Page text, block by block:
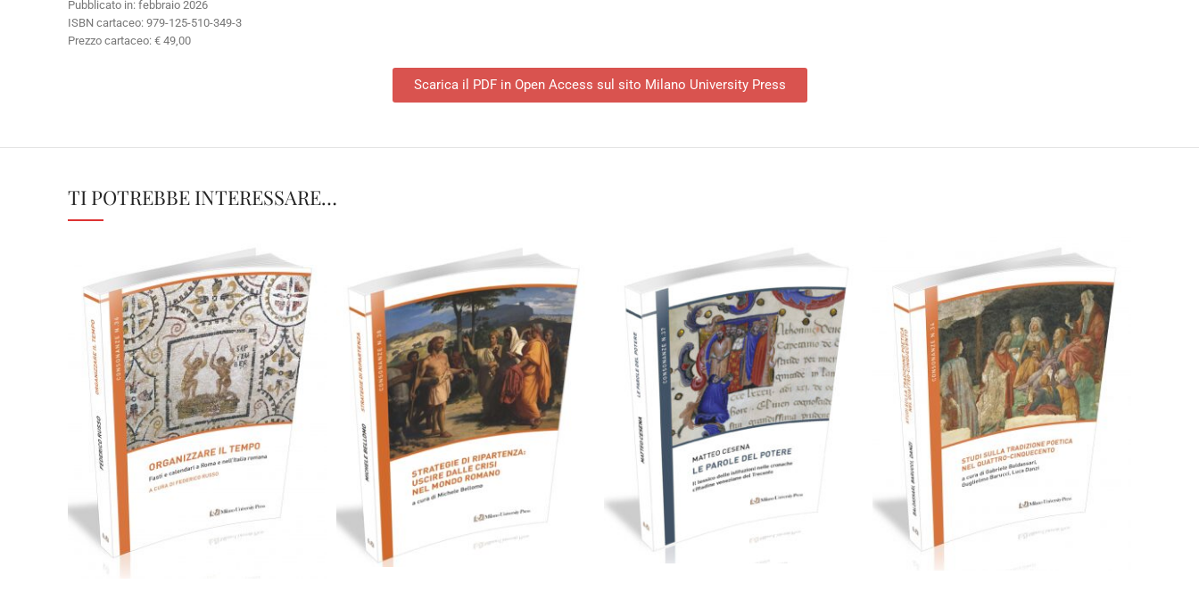
Pubblicato in: febbraio 2026
ISBN cartaceo: 979-125-510-349-3
Prezzo cartaceo: € 49,00
Scarica il PDF in Open Access sul sito Milano University Press
TI POTREBBE INTERESSARE…
28,00€
Aggiungi al carrello
24,00€
Aggiungi al carrello
49,00€
Aggiungi al carrello 39,00€
Aggiungi al carrello